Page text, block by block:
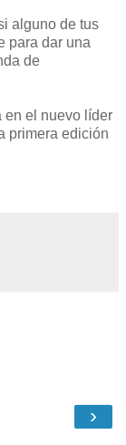
alguno de tus
para dar una
de
en el nuevo líder
primera edición
›